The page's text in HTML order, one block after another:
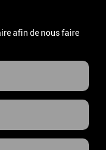
afin de nous faire